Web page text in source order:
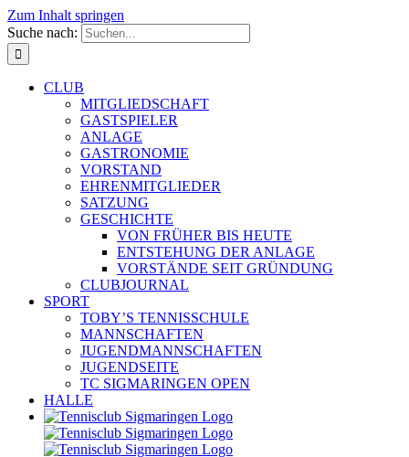
Zum Inhalt springen
Suche nach:
CLUB
MITGLIEDSCHAFT
GASTSPIELER
ANLAGE
GASTRONOMIE
VORSTAND
EHRENMITGLIEDER
SATZUNG
GESCHICHTE
VON FRÜHER BIS HEUTE
ENTSTEHUNG DER ANLAGE
VORSTÄNDE SEIT GRÜNDUNG
CLUBJOURNAL
SPORT
TOBY’S TENNISSCHULE
MANNSCHAFTEN
JUGENDMANNSCHAFTEN
JUGENDSEITE
TC SIGMARINGEN OPEN
HALLE